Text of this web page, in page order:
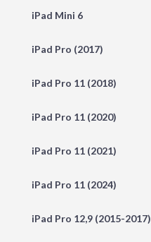
iPad Mini 6
iPad Pro (2017)
iPad Pro 11 (2018)
iPad Pro 11 (2020)
iPad Pro 11 (2021)
iPad Pro 11 (2024)
iPad Pro 12,9 (2015-2017)